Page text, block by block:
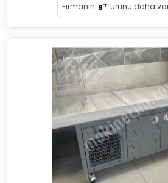
Firmanın 9+ ürünü daha